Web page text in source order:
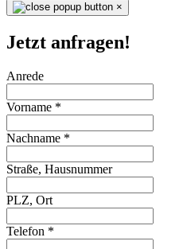
×
Jetzt anfragen!
Anrede
Vorname *
Nachname *
Straße, Hausnummer
PLZ, Ort
Telefon *